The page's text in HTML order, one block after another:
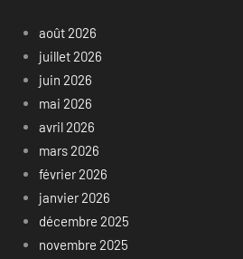
août 2026
juillet 2026
juin 2026
mai 2026
avril 2026
mars 2026
février 2026
janvier 2026
décembre 2025
novembre 2025